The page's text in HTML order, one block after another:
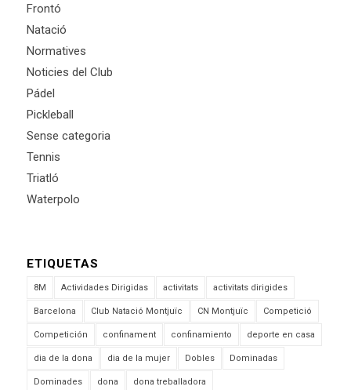
Frontó
Natació
Normatives
Noticies del Club
Pádel
Pickleball
Sense categoria
Tennis
Triatló
Waterpolo
ETIQUETAS
8M Actividades Dirigidas activitats activitats dirigides
Barcelona Club Natació Montjuïc CN Montjuïc Competició
Competición confinament confinamiento deporte en casa
dia de la dona dia de la mujer Dobles Dominadas
Dominades dona dona treballadora